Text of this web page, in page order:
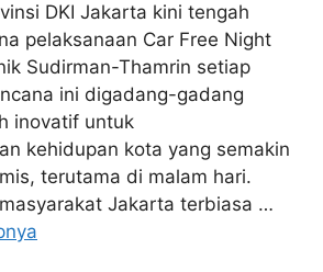
DKI Jakarta kini tengah
pelaksanaan Car Free Night
Sudirman-Thamrin setiap
ini digadang-gadang
inovatif untuk
kehidupan kota yang semakin
terutama di malam hari.
Jakarta terbiasa …